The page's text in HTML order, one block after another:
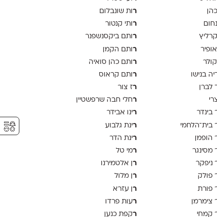
בנישו
לברן
בינדר
בית־הלחמי
הופמן
מסינגר
ניפקר
פולק
פורת
צימרמן
קמחי
רות שונבלום
רותי קנטור
רותם ביקסנשפנר
רותם הקמן
רותם כהן סואיה
רותם קראוס
רז צור
רחלי חבה שרפשטיין
רינו אבידר
רינת גלבוע
רינת הדר
רמי טל
רן אלטמירנו
רן מלול
רן עזרא
רעות פרדו
רקפת כנען
⚥︎